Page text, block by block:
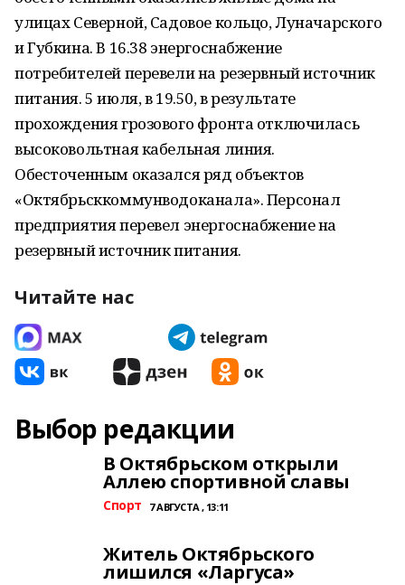
улицах Северной, Садовое кольцо, Луначарского
и Губкина. В 16.38 энергоснабжение
потребителей перевели на резервный источник
питания. 5 июля, в 19.50, в результате
прохождения грозового фронта отключилась
высоковольтная кабельная линия.
Обесточенным оказался ряд объектов
«Октябрьсккоммунводоканала». Персонал
предприятия перевел энергоснабжение на
резервный источник питания.
Читайте нас
Выбор редакции
В Октябрьском открыли
Аллею спортивной славы
Спорт 7 АВГУСТА , 13:11
Житель Октябрьского
лишился «Ларгуса»